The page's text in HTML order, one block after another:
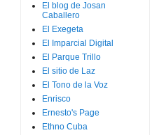
El blog de Josan
Caballero
El Exegeta
El Imparcial Digital
El Parque Trillo
El sitio de Laz
El Tono de la Voz
Enrisco
Ernesto's Page
Ethno Cuba